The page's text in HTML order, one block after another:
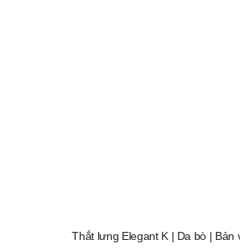
Thắt lưng Elegant K | Da bò | Bản